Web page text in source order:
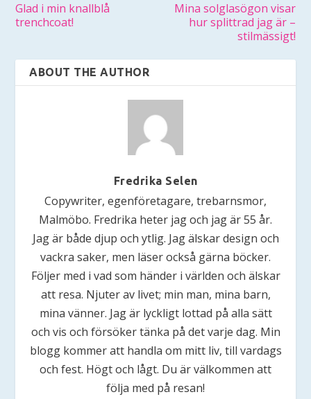
Glad i min knallblå
trenchcoat!
Mina solglasögon visar
hur splittrad jag är –
stilmässigt!
ABOUT THE AUTHOR
Fredrika Selen
Copywriter, egenföretagare, trebarnsmor,
Malmöbo. Fredrika heter jag och jag är 55 år.
Jag är både djup och ytlig. Jag älskar design och
vackra saker, men läser också gärna böcker.
Följer med i vad som händer i världen och älskar
att resa. Njuter av livet; min man, mina barn,
mina vänner. Jag är lyckligt lottad på alla sätt
och vis och försöker tänka på det varje dag. Min
blogg kommer att handla om mitt liv, till vardags
och fest. Högt och lågt. Du är välkommen att
följa med på resan!